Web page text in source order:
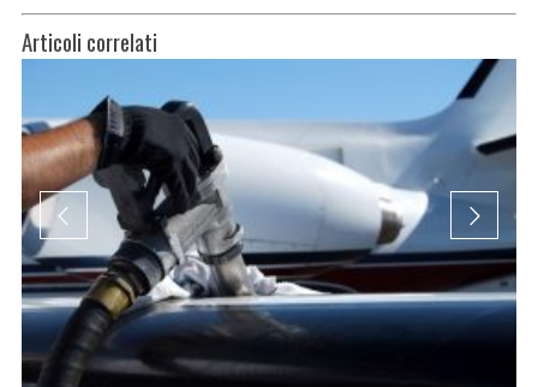
Articoli correlati